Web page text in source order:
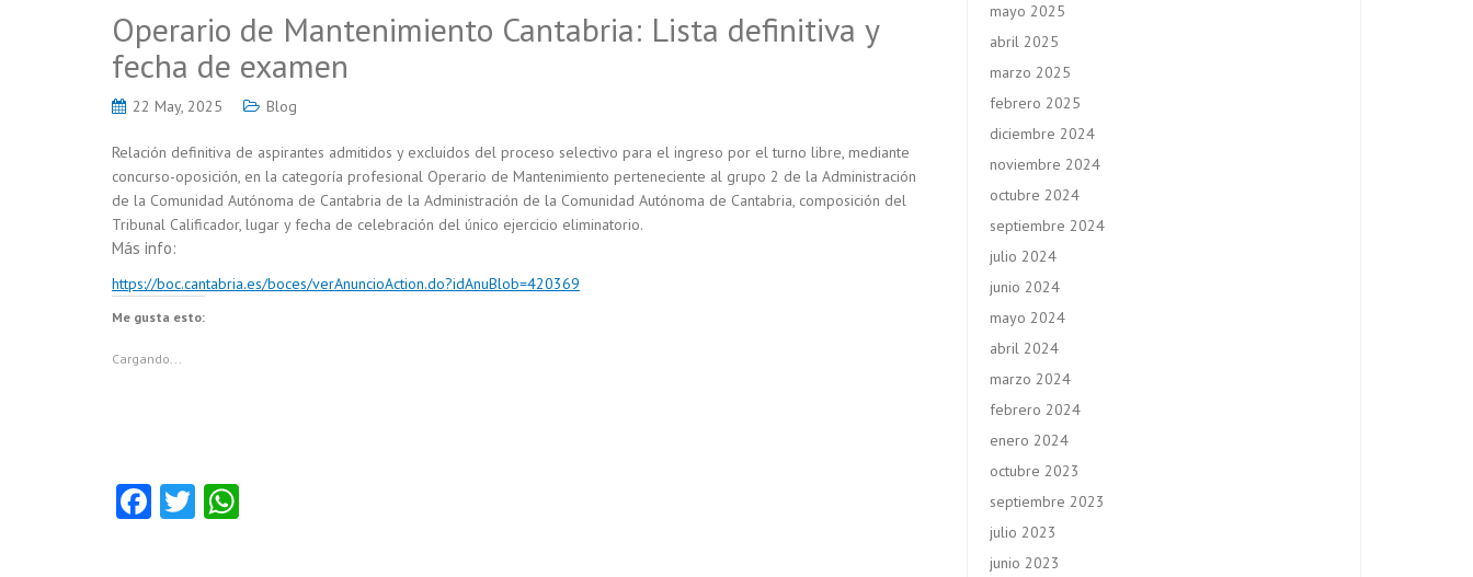
Operario de Mantenimiento Cantabria: Lista definitiva y
fecha de examen
22 May, 2025 Blog
Relación definitiva de aspirantes admitidos y excluidos del proceso selectivo para el ingreso por el turno libre, mediante
concurso-oposición, en la categoría profesional Operario de Mantenimiento perteneciente al grupo 2 de la Administración
de la Comunidad Autónoma de Cantabria de la Administración de la Comunidad Autónoma de Cantabria, composición del
Tribunal Calificador, lugar y fecha de celebración del único ejercicio eliminatorio.
Más info:
https://boc.cantabria.es/boces/verAnuncioAction.do?idAnuBlob=420369
Me gusta esto:
Cargando...
Fa T
mayo 2025
abril 2025
marzo 2025
febrero 2025
diciembre 2024
noviembre 2024
octubre 2024
septiembre 2024
julio 2024
junio 2024
mayo 2024
abril 2024
marzo 2024
febrero 2024
enero 2024
octubre 2023
septiembre 2023
julio 2023
junio 2023